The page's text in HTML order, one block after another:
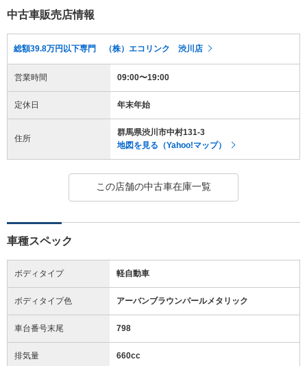
中古車販売店情報
総額39.8万円以下専門 （株）エコリンク 渋川店
営業時間 09:00〜19:00
定休日 年末年始
住所
群馬県渋川市中村131-3
地図を見る（Yahoo!マップ）
この店舗の中古車在庫一覧
車種スペック
ボディタイプ 軽自動車
ボディタイプ色 アーバンブラウンパールメタリック
車台番号末尾 798
排気量 660cc